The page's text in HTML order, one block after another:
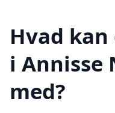
Hvad
i Annisse
med?